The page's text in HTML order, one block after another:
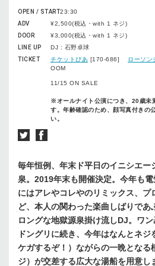
OPEN / START23:30
ADV
¥2,500(税込・with 1 ネジ)
DOOR
¥3,000(税込・with 1 ネジ)
LINE UP
DJ : 石野卓球
TICKET
チケットぴあ [170-686] ローソン
OOM
11/15 ON SALE
※オールナイト公演につき、20歳未
す。年齢確認のため、顔写真付きの
い。
毎年恒例、年末ド平日のイニシエー
泉。2019年末も開催決定。今年も
にはアレやコレやのリミックス、プ
ど、本人の関わった楽曲しばりであ
ロングな地獄源泉掛け流しDJ。ワ
ドングリに続き、今年はなんとネジ
ケガするぞ！）ながらの一晩となる
ジ）が交差する広大な湯船を用意し